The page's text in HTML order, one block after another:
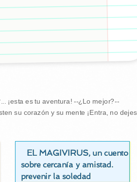
¡esta es tu aventura! --¿Lo mejor?--
su corazón y su mente ¡Entra, no dejes
EL MAGIVIRUS, un cuento
sobre cercanía y amistad.
prevenir la soledad